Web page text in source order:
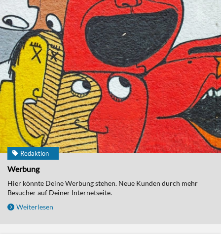
Redaktion
Werbung
Hier könnte Deine Werbung stehen. Neue Kunden durch mehr
Besucher auf Deiner Internetseite.
Weiterlesen